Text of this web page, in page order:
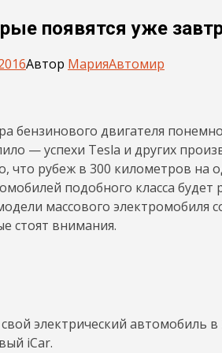
появятся уже
Автор МарияАвтомир
бензинового двигателя
— успехи Тesla и других
что рубеж в 300 километров на
подобного класса
массового электромобиля
стоят внимания.
электрический автомобиль
iCar.